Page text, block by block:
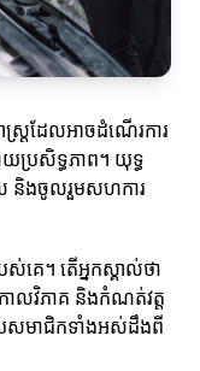
ត្រដែលអាចដំណើរការ
ប្រសិទ្ធភាព។ យុទ្ធ
ល និងចូលរួមសហការ
េ។ តើអ្នកស្គាល់ថា
កាលវិភាគ និងកំណត់វត្ត
មាជិកទាំងអស់ដឹងពី